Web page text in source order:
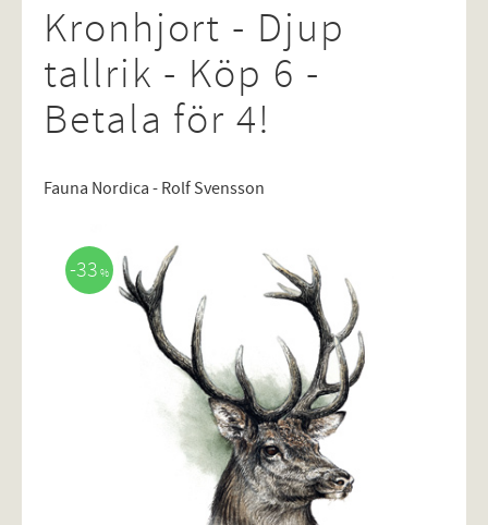
Kronhjort - Djup
tallrik - Köp 6 -
Betala för 4!
Fauna Nordica - Rolf Svensson
33 %